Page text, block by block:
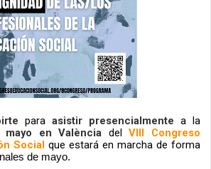
para asistir presencialmente a la
en València del VIII Congreso
Social
de mayo.